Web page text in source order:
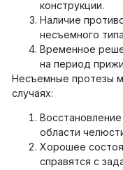
конструкции.
Наличие
несъемного
Временное
на период
Несъемные протезы
случаях:
области
Хорошее
справятся с